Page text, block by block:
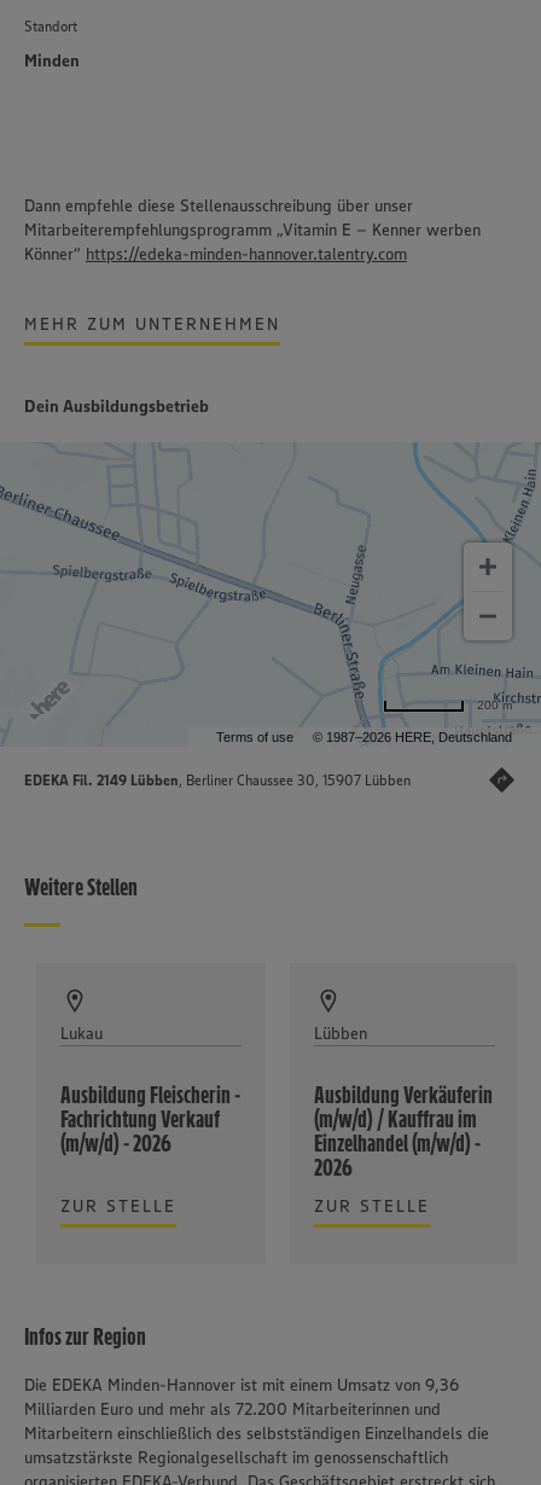
Standort
Minden
Dann empfehle diese Stellenausschreibung über unser
Mitarbeiterempfehlungsprogramm „Vitamin E – Kenner werben
Könner“ https://edeka-minden-hannover.talentry.com
MEHR ZUM UNTERNEHMEN
Dein Ausbildungsbetrieb
Terms of use © 1987–2026 HERE, Deutschland
200 m
EDEKA Fil. 2149 Lübben , Berliner Chaussee 30, 15907 Lübben
Weitere Stellen
Lukau
Ausbildung Fleischerin -
Fachrichtung Verkauf
(m/w/d) - 2026
ZUR STELLE
Lübben
Ausbildung Verkäuferin
(m/w/d) / Kauffrau im
Einzelhandel (m/w/d) -
2026
ZUR STELLE
Infos zur Region
Die EDEKA Minden-Hannover ist mit einem Umsatz von 9,36
Milliarden Euro und mehr als 72.200 Mitarbeiterinnen und
Mitarbeitern einschließlich des selbstständigen Einzelhandels die
umsatzstärkste Regionalgesellschaft im genossenschaftlich